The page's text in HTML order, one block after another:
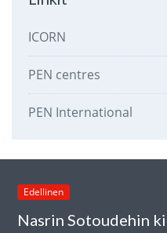
ICORN
PEN centres
PEN International
Edellinen
Nasrin Sotoudehin